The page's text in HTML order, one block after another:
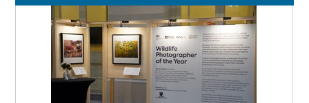
03 Ağustos 2026 Pazartesi
Yıldırım Gündoğdu
HAVVA’NIN ÜÇ KIZI
09 Temmuz 2026 Perşembe